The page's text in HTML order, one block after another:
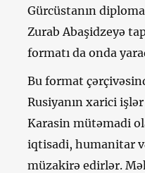
Gürcüstanın
Zurab Abaşidzeyə
formatı da onda
Bu format
Rusiyanın xarici
Karasin mütəmadi
iqtisadi, humanitar
müzakirə edirlər.